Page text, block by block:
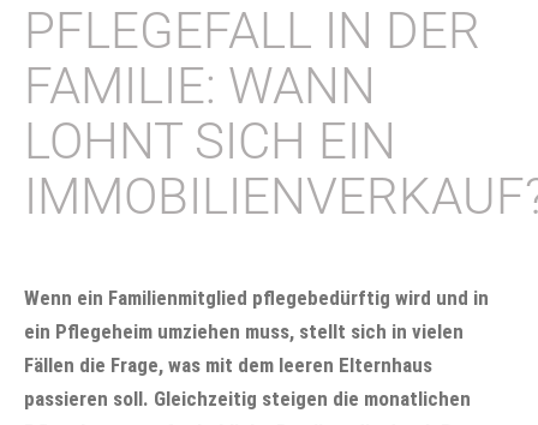
PFLEGEFALL IN DER
FAMILIE: WANN
LOHNT SICH EIN
Wenn ein Familienmitglied pflegebedürftig wird und in
ein Pflegeheim umziehen muss, stellt sich in vielen
Fällen die Frage, was mit dem leeren Elternhaus
passieren soll. Gleichzeitig steigen die monatlichen